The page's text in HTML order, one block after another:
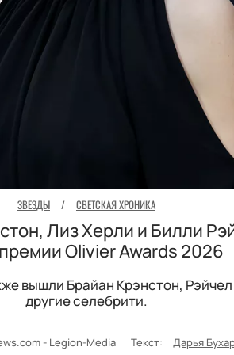
ЗВЕЗДЫ / СВЕТСКАЯ ХРОНИКА
Лиз Херли и Билли
Olivier Awards 2026
вышли Брайан Крэнстон,
другие селебрити.
- Legion-Media Текст: Дарья